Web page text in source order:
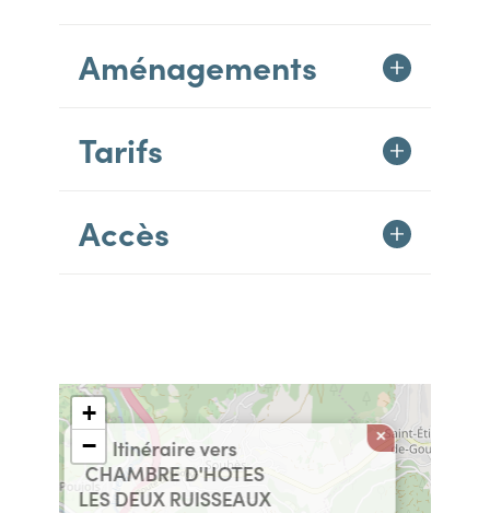
Aménagements
Tarifs
Accès
Itinéraire vers
CHAMBRE D'HOTES
LES DEUX RUISSEAUX
×
+
−